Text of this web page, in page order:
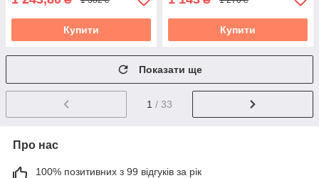
Купити Купити
Показати ще
1 / 33
Про нас
100% позитивних з 99 відгуків за рік